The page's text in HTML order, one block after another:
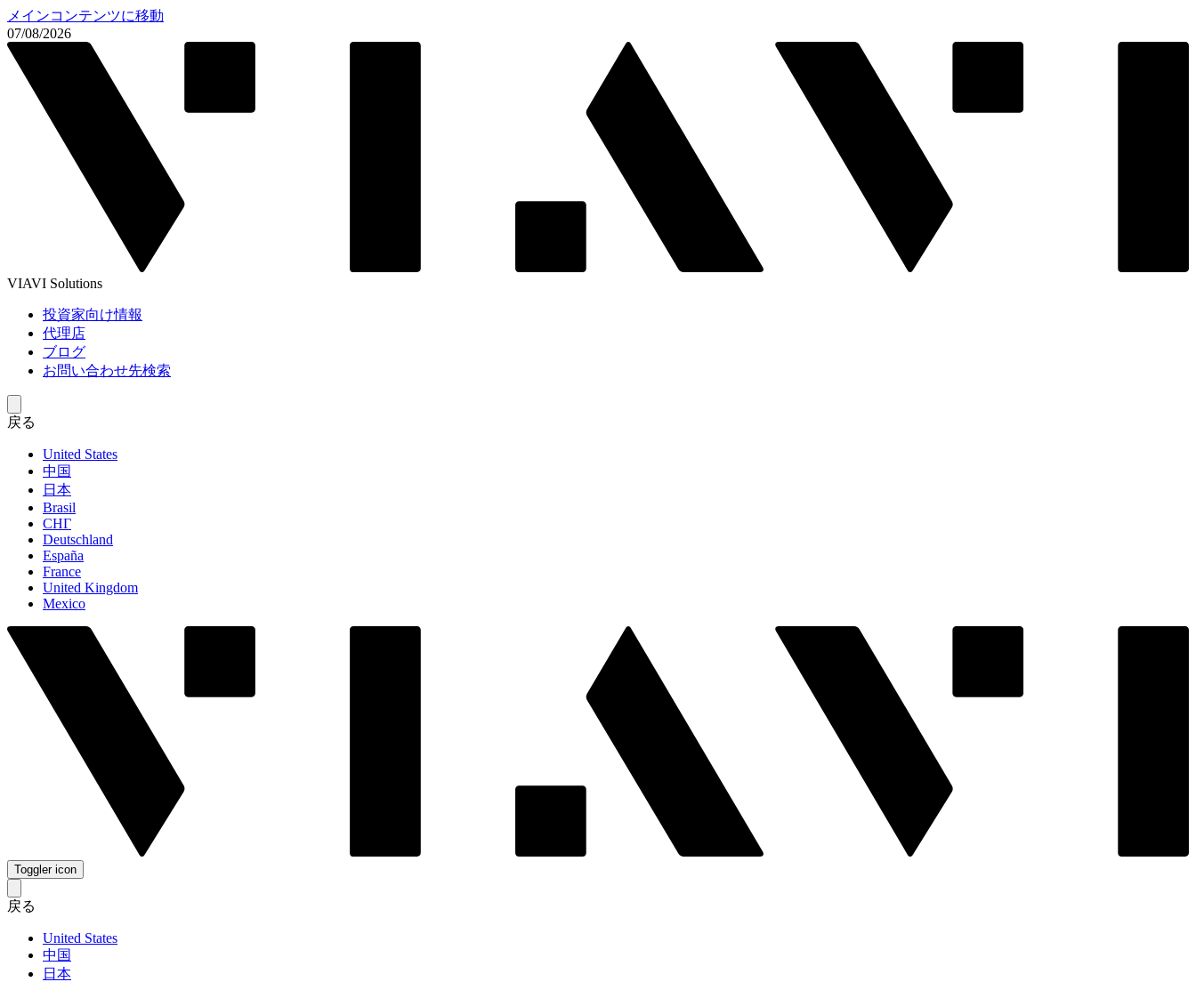
メインコンテンツに移動
07/08/2026
VIAVI Solutions
投資家向け情報
代理店
ブログ
お問い合わせ先検索
戻る
United States
中国
日本
Brasil
СНГ
Deutschland
España
France
United Kingdom
Mexico
Toggler icon
戻る
United States
中国
日本